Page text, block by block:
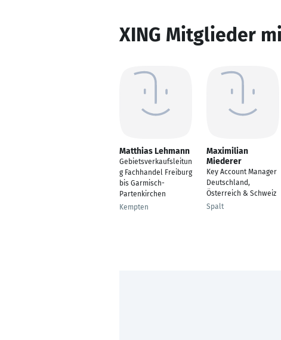
XING Mitglieder
Matthias Lehmann
Gebietsverkaufsleitun
g Fachhandel Freiburg
bis Garmisch-
Partenkirchen
Kempten
Maximilian
Miederer
Key Account Manager
Deutschland,
Österreich & Schweiz
Spalt